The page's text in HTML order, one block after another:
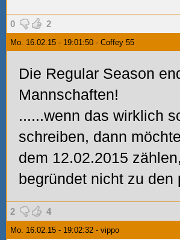
0 2
Mo. 16.02.15 - 19:01:50 - Coffey 55
Die Regular Season
Mannschaften!
......wenn das wirklich
schreiben, dann
dem 12.02.2015
begründet nicht zu den
2 4
Mo. 16.02.15 - 19:02:32 - vippo